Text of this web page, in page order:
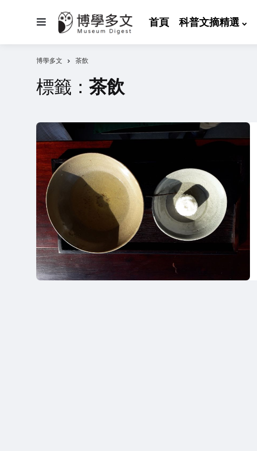
首頁 科普文摘精選
博學多文 茶飲
標籤： 茶飲